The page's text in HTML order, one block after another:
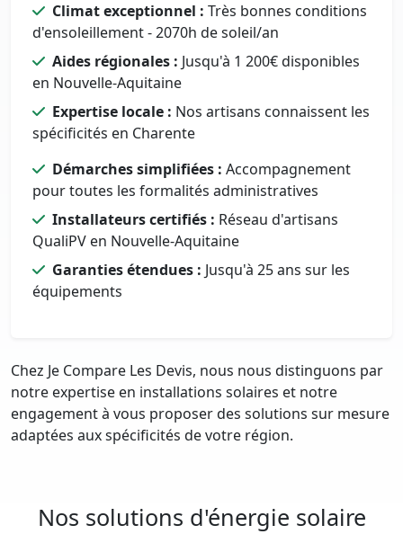
Climat exceptionnel : Très bonnes conditions
d'ensoleillement - 2070h de soleil/an
Aides régionales : Jusqu'à 1 200€ disponibles
en Nouvelle-Aquitaine
Expertise locale : Nos artisans connaissent les
spécificités en Charente
Démarches simplifiées : Accompagnement
pour toutes les formalités administratives
Installateurs certifiés : Réseau d'artisans
QualiPV en Nouvelle-Aquitaine
Garanties étendues : Jusqu'à 25 ans sur les
équipements
Chez Je Compare Les Devis, nous nous distinguons par
notre expertise en installations solaires et notre
engagement à vous proposer des solutions sur mesure
adaptées aux spécificités de votre région.
Nos solutions d'énergie solaire